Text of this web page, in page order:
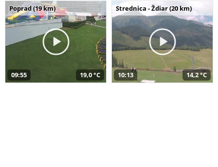
Poprad (19 km)
09:55 19,0 °C
Strednica - Ždiar (20 km)
10:13 14,2 °C